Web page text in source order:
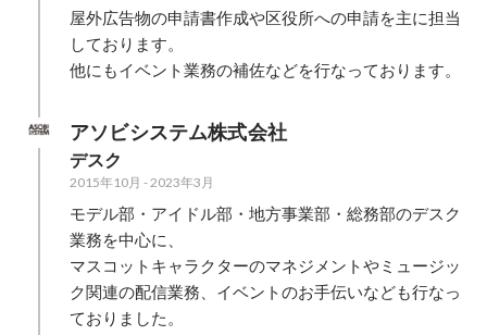
屋外広告物の申請書作成や区役所への申請を主に担当
しております。
他にもイベント業務の補佐などを行なっております。
アソビシステム株式会社
デスク
2015年10月 -2023年3月
モデル部・アイドル部・地方事業部・総務部のデスク
業務を中心に、
マスコットキャラクターのマネジメントやミュージッ
ク関連の配信業務、イベントのお手伝いなども行なっ
ておりました。